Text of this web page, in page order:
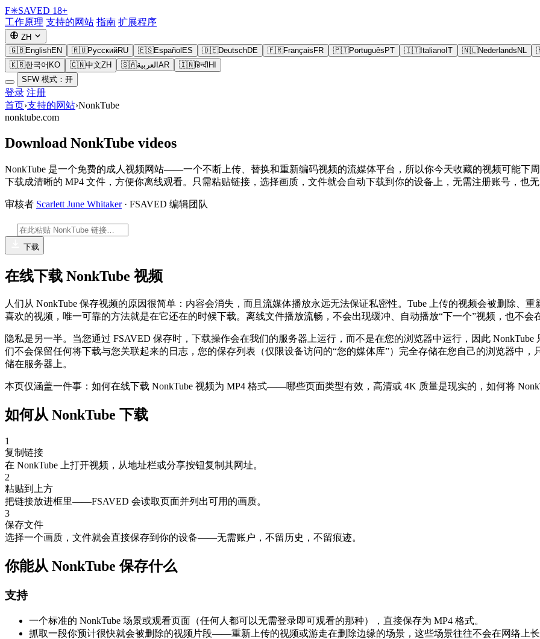
F✳SAVED 18+
工作原理 支持的网站 指南 扩展程序
ZH
🇬🇧EnglishEN 🇷🇺РусскийRU 🇪🇸Español ES 🇩🇪DeutschDE 🇫🇷Français FR 🇵🇹Português PT 🇮🇹Italiano IT 🇳🇱Nederlands NL
🇰🇷한국어 KO 🇨🇳中文ZH 🇸🇦العربية AR 🇮🇳हिन्दीHI
SFW 模式：开
登录 注册
首页›支持的网站›NonkTube
nonktube.com
Download NonkTube videos
NonkTube 是一个免费的成人视频网站——一个不断上传、替换和重新编码视频的流媒体平台，所以你今天收藏的视频可能下
下载成清晰的 MP4 文件，方便你离线观看。只需粘贴链接，选择画质，文件就会自动下载到你的设备上，无需注册账号，也
审核者 Scarlett June Whitaker· FSAVED 编辑团队
下载
在线下载 NonkTube 视频
人们从 NonkTube 保存视频的原因很简单：内容会消失，而且流媒体播放永远无法保证私密性。Tube 上传的视频会被删除、
喜欢的视频，唯一可靠的方法就是在它还在的时候下载。离线文件播放流畅，不会出现缓冲、自动播放“下一个”视频，也不会
隐私是另一半。当您通过 FSAVED 保存时，下载操作会在我们的服务器上运行，而不是在您的浏览器中运行，因此
们不会保留任何将下载与您关联起来的日志，您的保存列表（仅限设备访问的“您的媒体库”）完全存储在您自己的浏览器中
储在服务器上。
本页仅涵盖一件事：如何在线下载 NonkTube 视频为 MP4 格式——哪些页面类型有效，高清或 4K 质量是现实的，如何将
如何从 NonkTube 下载
1
复制链接
在 NonkTube 上打开视频，从地址栏或分享按钮复制其网址。
2
粘贴到上方
把链接放进框里——FSAVED 会读取页面并列出可用的画质。
3
保存文件
选择一个画质，文件就会直接保存到你的设备——无需账户，不留历史，不留痕迹。
你能从 NonkTube 保存什么
支持
一个标准的 NonkTube 场景或观看页面（任何人都可以无需登录即可观看的那种），直接保存为 MP4 格式。
抓取一段你预计很快就会被删除的视频片段——重新上传的视频或游走在删除边缘的场景，这些场景往往不会在网络上